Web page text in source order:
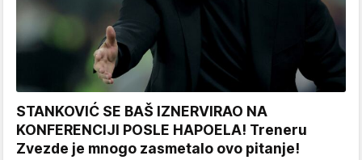
STANKOVIĆ SE BAŠ IZNERVIRAO NA
KONFERENCIJI POSLE HAPOELA! Treneru
Zvezde je mnogo zasmetalo ovo pitanje!